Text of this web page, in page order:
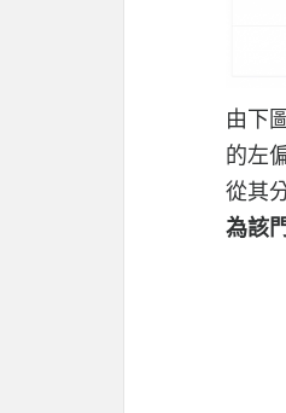
由下
的左
從其
為該